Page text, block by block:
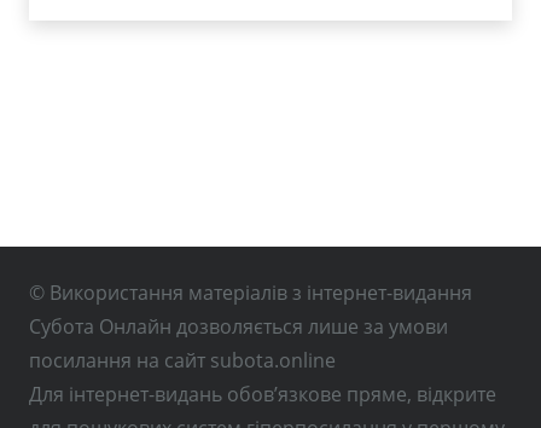
© Використання матеріалів з інтернет-видання
Субота Онлайн дозволяється лише за умови
посилання на сайт subota.online
Для інтернет-видань обов’язкове пряме, відкрите